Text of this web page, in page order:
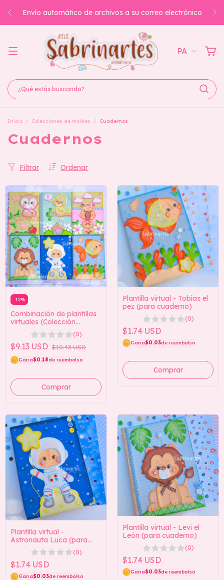
También puedes acceder a ellos en la página de
Downloads.
PA
Inicio / Colecciones de moldes / Cuadernos
Cuadernos
Ordenar
Filtrar
-12%
Combinación de plantillas
virtuales (Colección
Notebook 2)
(0)
$9.13 USD $10.43 USD
Gana$0.18de reembolso
Plantilla virtual - Tobías el
pez (para cuaderno)
(0)
$1.74 USD
Gana$0.03de reembolso
Plantilla virtual -
Astronauta Luca (para
portátil)
(0)
$1.74 USD
Gana$0.03de reembolso
Plantilla virtual - Levi el
León (para cuaderno)
(0)
$1.74 USD
Gana$0.03de reembolso